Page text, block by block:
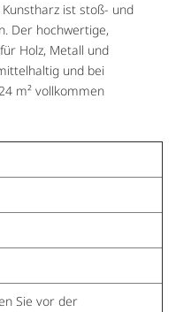
ist stoß- und
Der hochwertige,
Holz, Metall und
und bei
m² vollkommen
Sie vor der